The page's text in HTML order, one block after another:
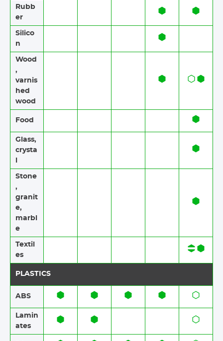
Rubb
er​​
Silico
n
Wood​​
,
varnis
hed
wood
Food​​
Glass,
crysta
Stone​
,
granit
e​,
marbl
e
Textil
es​​
PLASTICS
ABS​​
Lamin
ates​​